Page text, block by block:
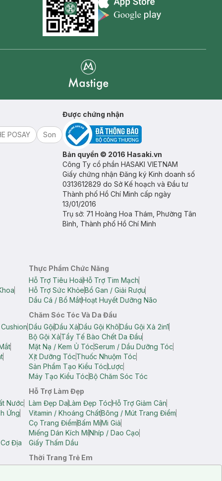
Appstore icon
POSAY Son
Được chứng nhận
Bản quyền © 2016 Hasaki.vn
Công Ty cổ phần HASAKI VIETNAM
Giấy chứng nhận Đăng ký Kinh doanh số
0313612829 do Sở Kế hoạch và Đầu tư
Thành phố Hồ Chí Minh cấp ngày
13/01/2016
Trụ sở: 71 Hoàng Hoa Thám, Phường Tân
Bình, Thành phố Hồ Chí Minh
Thực Phẩm Chức Năng
Hỗ Trợ Tiêu HoáHỗ Trợ Tim Mạch
Hỗ Trợ Sức KhỏeBổ Gan / Giải Rượu
Dầu Cá / Bổ MắtHoạt Huyết Dưỡng Não
Chăm Sóc Tóc Và Da Đầu
Dầu GộiDầu XảDầu Gội KhôDầu Gội Xả 2in1
Bộ Gội XảTẩy Tế Bào Chết Da Đầu
Mặt Nạ / Kem Ủ TócSerum / Dầu Dưỡng Tóc
Xịt Dưỡng TócThuốc Nhuộm Tóc
Sản Phẩm Tạo Kiểu TócLược
Máy Tạo Kiểu TócBộ Chăm Sóc Tóc
Nước
Ứng
Địa
Hỗ Trợ Làm Đẹp
Làm Đẹp DaLàm Đẹp TócHỗ Trợ Giảm Cân
Vitamin / Khoáng ChấtBông / Mút Trang Điểm
Cọ Trang ĐiểmBấm MiMi Giả
Miếng Dán Kích MíNhíp / Dao Cạo
Giấy Thấm Dầu
Thời Trang Trẻ Em